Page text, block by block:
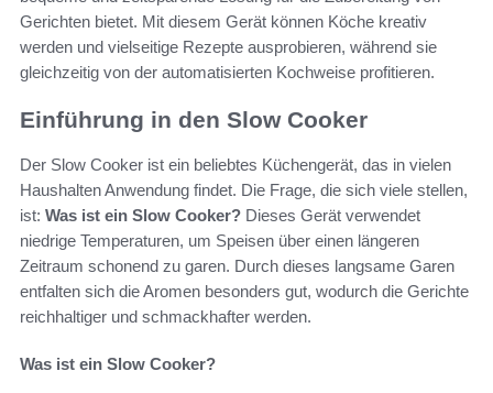
Gerichten bietet. Mit diesem Gerät können Köche kreativ
werden und vielseitige Rezepte ausprobieren, während sie
gleichzeitig von der automatisierten Kochweise profitieren.
Einführung in den Slow Cooker
Der Slow Cooker ist ein beliebtes Küchengerät, das in vielen
Haushalten Anwendung findet. Die Frage, die sich viele stellen,
ist: Was ist ein Slow Cooker? Dieses Gerät verwendet
niedrige Temperaturen, um Speisen über einen längeren
Zeitraum schonend zu garen. Durch dieses langsame Garen
entfalten sich die Aromen besonders gut, wodurch die Gerichte
reichhaltiger und schmackhafter werden.
Was ist ein Slow Cooker?